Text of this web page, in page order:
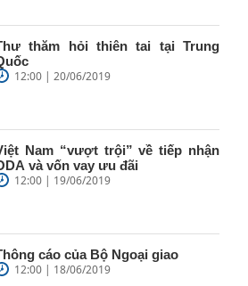
thăm hỏi thiên tai tại Trung
12:00 | 20/06/2019
Nam “vượt trội” về tiếp nhận
và vốn vay ưu đãi
12:00 | 19/06/2019
cáo của Bộ Ngoại giao
12:00 | 18/06/2019